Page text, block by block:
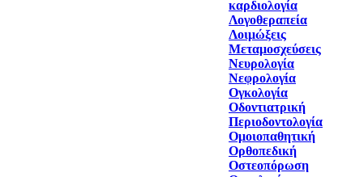
καρδιολογία
Λογοθεραπεία
Λοιμώξεις
Μεταμοσχεύσεις
Νευρολογία
Νεφρολογία
Ογκολογία
Οδοντιατρική
Περιοδοντολογία
Ομοιοπαθητική
Ορθοπεδική
Οστεοπόρωση